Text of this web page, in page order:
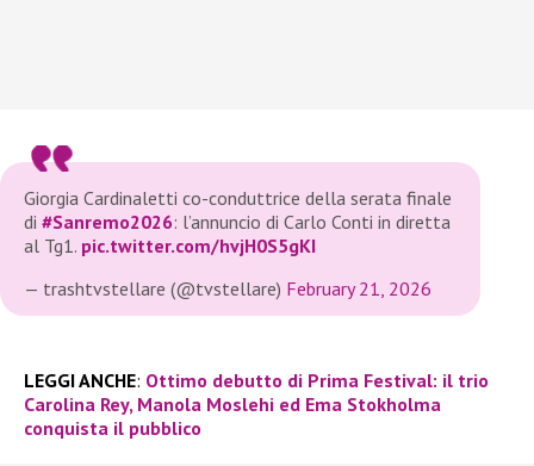
Giorgia Cardinaletti co-conduttrice della serata finale
di #Sanremo2026: l’annuncio di Carlo Conti in diretta
al Tg1. pic.twitter.com/hvjH0S5gKI
— trashtvstellare (@tvstellare) February 21, 2026
LEGGI ANCHE: Ottimo debutto di Prima Festival: il trio
Carolina Rey, Manola Moslehi ed Ema Stokholma
conquista il pubblico